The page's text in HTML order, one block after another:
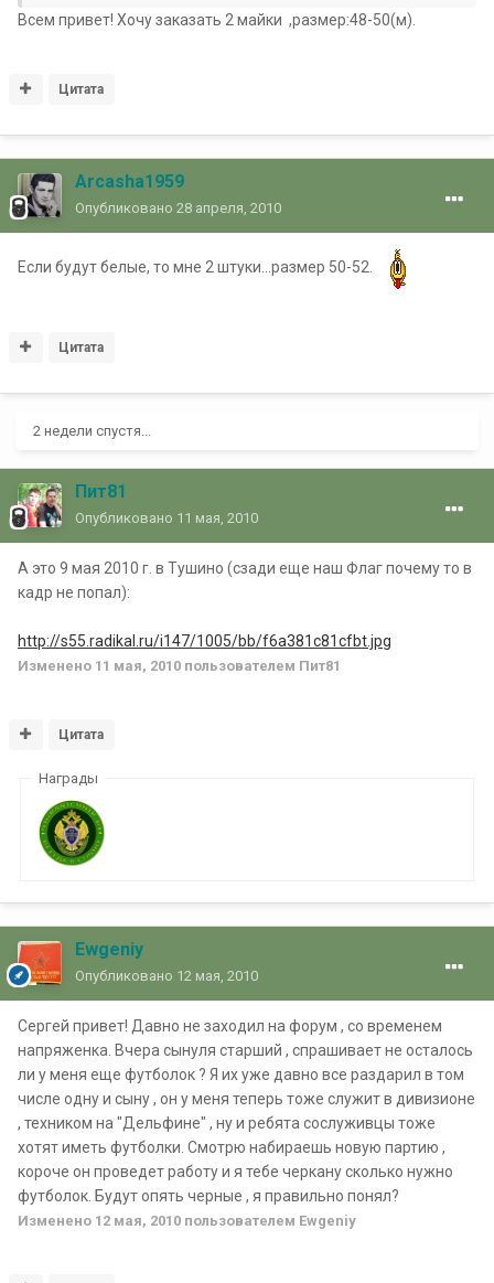
Всем привет! Хочу заказать 2 майки ,размер:48-50(м).
Цитата
Arcasha1959
Опубликовано 28 апреля, 2010
Если будут белые, то мне 2 штуки...размер 50-52.
Цитата
2 недели спустя...
Пит81
Опубликовано 11 мая, 2010
А это 9 мая 2010 г. в Тушино (сзади еще наш Флаг почему то в
кадр не попал):
http://s55.radikal.ru/i147/1005/bb/f6a381c81cfbt.jpg
Изменено 11 мая, 2010 пользователем Пит81
Цитата
Награды
Ewgeniy
Опубликовано 12 мая, 2010
Сергей привет! Давно не заходил на форум , со временем
напряженка. Вчера сынуля старший , спрашивает не осталось
ли у меня еще футболок ? Я их уже давно все раздарил в том
числе одну и сыну , он у меня теперь тоже служит в дивизионе
, техником на "Дельфине" , ну и ребята сослуживцы тоже
хотят иметь футболки. Смотрю набираешь новую партию ,
короче он проведет работу и я тебе черкану сколько нужно
футболок. Будут опять черные , я правильно понял?
Изменено 12 мая, 2010 пользователем Ewgeniy